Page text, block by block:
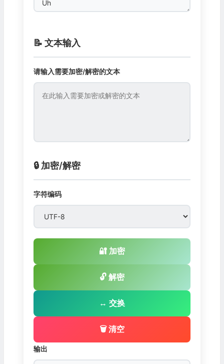
📝 文本输入
请输入需要加密/解密的文本
🔒 加密/解密
字符编码
🔐 加密
🔓 解密
↔️ 交换
🗑️ 清空
输出